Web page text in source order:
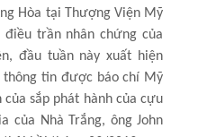
Hòa tại Thượng Viện Mỹ
trần nhân chứng của
đầu tuần này xuất hiện
tin được báo chí Mỹ
sắp phát hành của cựu
của Nhà Trắng, ông John